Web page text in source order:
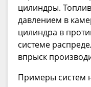
цилиндры.
давлением в
цилиндра в
системе
впрыск
Примеры систем